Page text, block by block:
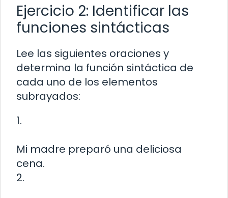
Ejercicio 2: Identificar las
funciones sintácticas
Lee las siguientes oraciones y
determina la función sintáctica de
cada uno de los elementos
subrayados:
1.
Mi madre preparó una deliciosa
cena.
2.